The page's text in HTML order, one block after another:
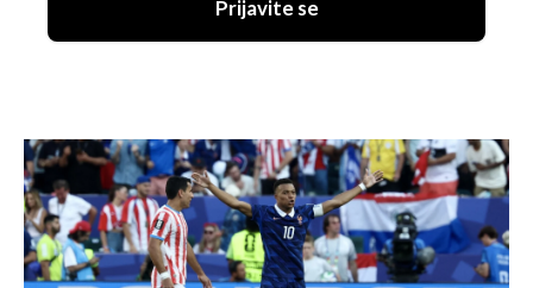
Prijavite se